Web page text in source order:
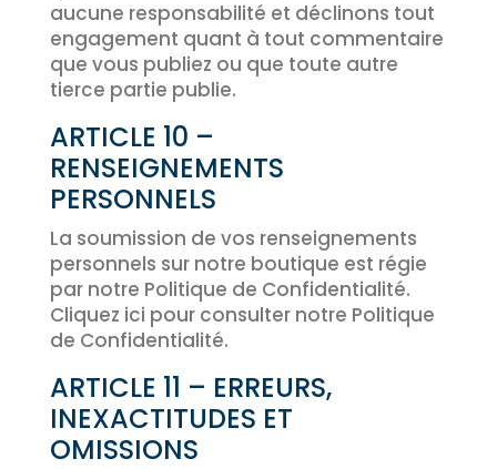
aucune responsabilité et déclinons tout
engagement quant à tout commentaire
que vous publiez ou que toute autre
tierce partie publie.
ARTICLE 10 –
RENSEIGNEMENTS
PERSONNELS
La soumission de vos renseignements
personnels sur notre boutique est régie
par notre Politique de Confidentialité.
Cliquez ici pour consulter notre Politique
de Confidentialité.
ARTICLE 11 – ERREURS,
INEXACTITUDES ET
OMISSIONS